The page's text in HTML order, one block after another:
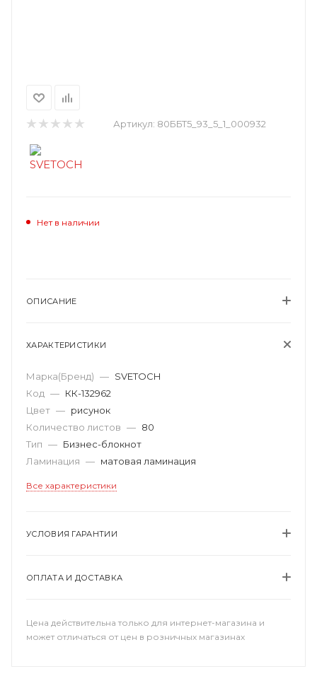
Артикул: 80ББТ5_93_5_1_000932
Нет в наличии
ОПИСАНИЕ
ХАРАКТЕРИСТИКИ
Марка(Бренд) — SVETOCH
Код — КК-132962
Цвет — рисунок
Количество листов — 80
Тип — Бизнес-блокнот
Ламинация — матовая ламинация
Все характеристики
УСЛОВИЯ ГАРАНТИИ
ОПЛАТА И ДОСТАВКА
Цена действительна только для интернет-магазина и
может отличаться от цен в розничных магазинах